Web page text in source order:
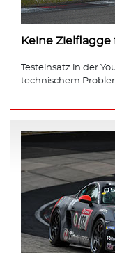
Keine
Testeinsatz in der
technischem